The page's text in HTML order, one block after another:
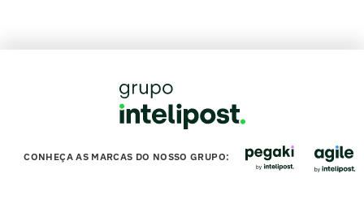
CONHEÇA AS MARCAS DO NOSSO GRUPO: